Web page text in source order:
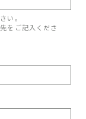
い。
をご記入くださ